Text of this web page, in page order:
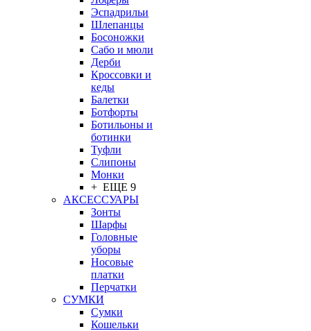
Эспадрильи
Шлепанцы
Босоножки
Сабо и мюли
Дерби
Кроссовки и
кеды
Балетки
Ботфорты
Ботильоны и
ботинки
Туфли
Слипоны
Монки
+ ЕЩЕ 9
АКСЕССУАРЫ
Зонты
Шарфы
Головные
уборы
Носовые
платки
Перчатки
СУМКИ
Сумки
Кошельки